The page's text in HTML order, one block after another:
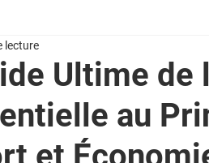
Ultime
au
lecture